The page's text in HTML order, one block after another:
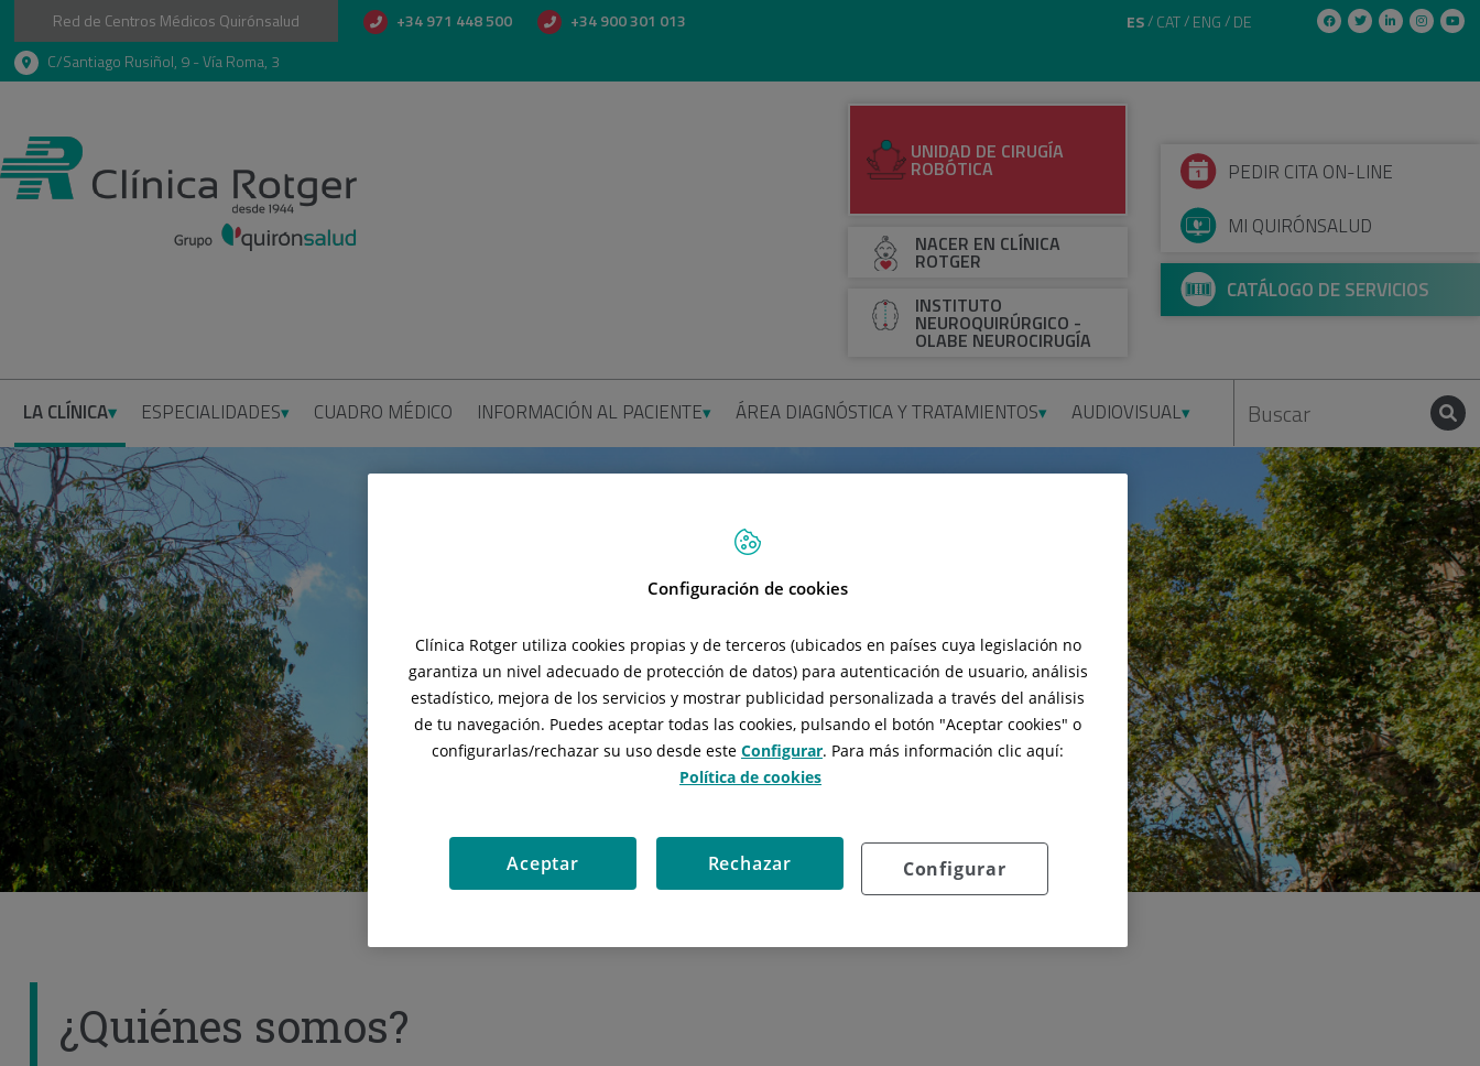
Red de Centros Médicos Quirónsalud +34 971 448 500
+34 900 301 013
C/Santiago Rusiñol, 9 - Vía Roma, 3
ES CAT ENG DE
UNIDAD DE CIRUGÍA
ROBÓTICA
NACER EN CLÍNICA
ROTGER
INSTITUTO
NEUROQUIRÚRGICO -
OLABE NEUROCIRUGÍA
PEDIR CITA ON-LINE
MI QUIRÓNSALUD
CATÁLOGO DE SERVICIOS
LA CLÍNICA ESPECIALIDADES CUADRO MÉDICO INFORMACIÓN AL PACIENTE ÁREA DIAGNÓSTICA Y TRATAMIENTOS AUDIOVISUAL
¿Quiénes somos?
Configuración de cookies
Clínica Rotger utiliza cookies propias y de terceros (ubicados en países cuya legislación no
garantiza un nivel adecuado de protección de datos) para autenticación de usuario, análisis
estadístico, mejora de los servicios y mostrar publicidad personalizada a través del análisis
de tu navegación. Puedes aceptar todas las cookies, pulsando el botón "Aceptar cookies" o
configurarlas/rechazar su uso desde este Configurar. Para más información clic aquí:
Política de cookies
Configurar
Rechazar
Aceptar